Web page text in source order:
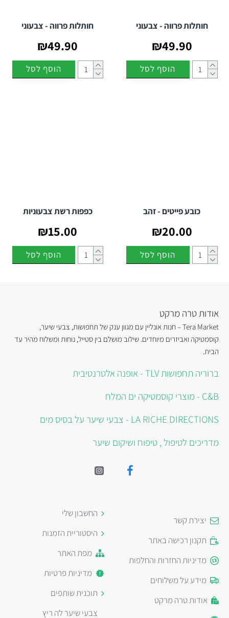
חותלות פרווה - צבעוני
₪49.90
הוסף לסל
חותלות פרווה - צבעוני
₪49.90
הוסף לסל
כובע פייטים - זהב
₪20.00
הוסף לסל
כפפות רשת צבעוניות
₪15.00
הוסף לסל
אודות טרה מרקט
Tera Market – חנות אונליין עם מגוון ענק של תחפושות, צבעי שיער,
קוסמטיקה ואביזרים מיוחדים. שילוב מושלם בין סטייל, נוחות ומשלוח מהיר עד
הבית.
ברוריה תחפושות TLV - אופנה אלטרנטיבית
C&B - מוצרי קוסמטיקה ים המלח
LA RICHE DIRECTIONS - צבעי שיער על בסיס מים
מדריכים לטיפול , טיפוח ושיקום שיער
יצירת קשר
תקנון רכישה באתר
מדיניות החזרות והחלפות
מידע על משלוחים
אודות טרה מרקט
החשבון שלי
היסטוריית הזמנות
מפת האתר
מדיניות פרטיות
תוכנית שותפים
צבעי שיער לה ריץ